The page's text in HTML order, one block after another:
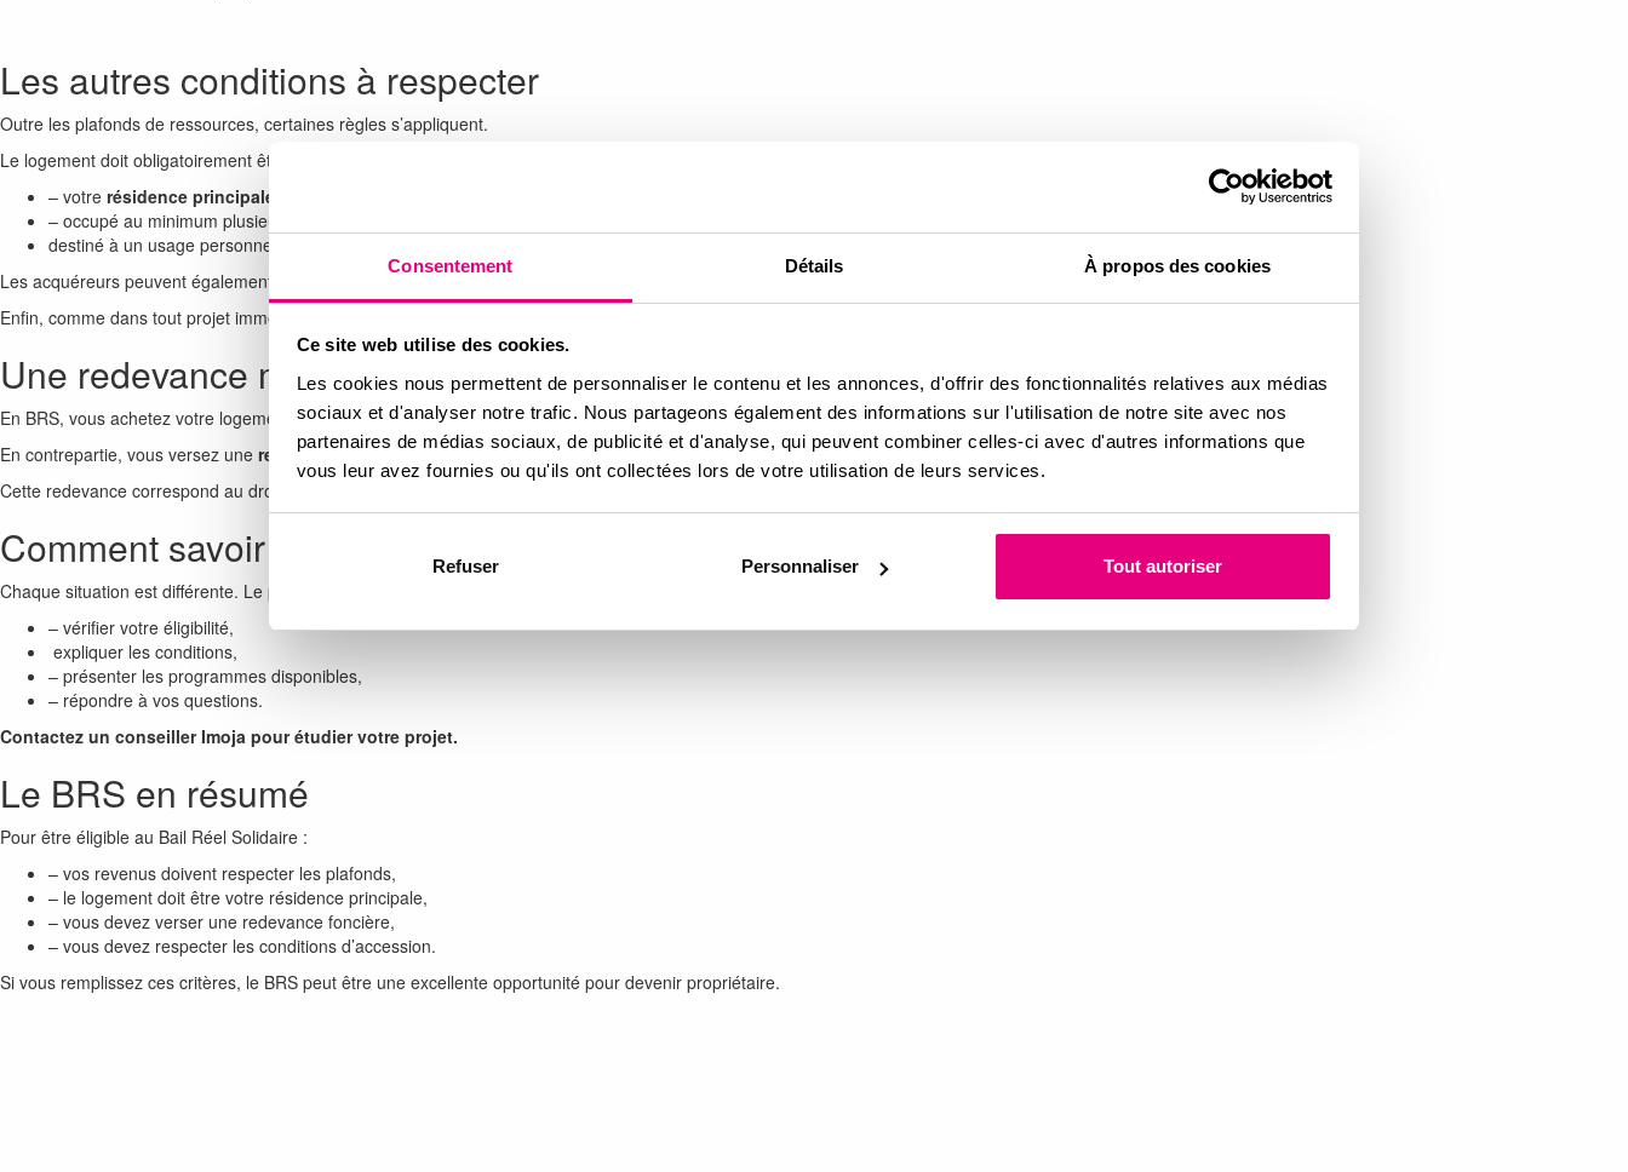
Consentement Détails À propos des cookies
Ce site web utilise des cookies.
Les cookies nous permettent de personnaliser le contenu et les annonces, d'offrir des fonctionnalités relatives aux médias
sociaux et d'analyser notre trafic. Nous partageons également des informations sur l'utilisation de notre site avec nos
partenaires de médias sociaux, de publicité et d'analyse, qui peuvent combiner celles-ci avec d'autres informations que
vous leur avez fournies ou qu'ils ont collectées lors de votre utilisation de leurs services.
Refuser Personnaliser Tout autoriser
Les autres conditions à respecter
Outre les plafonds de ressources, certaines règles s’appliquent.
Le logement doit obligatoirement être :
– votre résidence principale
– occupé au minimum plusieurs mois par an,
destiné à un usage personnel (pas d’investissement locatif).
Les acquéreurs peuvent également bénéficier du
Enfin, comme dans tout projet immobilier, une capacité d’emprunt suffisante est nécessaire.
Une redevance mensuelle à prévoir
En BRS, vous achetez votre logement mais pas le terrain. Celui-ci reste la propriété de l’Organisme de Foncier Solidaire.
En contrepartie, vous versez une redevance mensuelle modérée, généralement de quelques euros par m².
Cette redevance correspond au droit d’usage du terrain et permet de maintenir des prix accessibles dans le temps.
Comment savoir si vous êtes éligible ?
Chaque situation est différente. Le plus simple reste de faire étudier votre dossier. Les équipes
peuvent vous accompagner pour :
– vérifier votre éligibilité,
expliquer les conditions,
– présenter les programmes disponibles,
– répondre à vos questions.
Contactez un conseiller Imoja pour étudier votre projet.
Le BRS en résumé
Pour être éligible au Bail Réel Solidaire :
– vos revenus doivent respecter les plafonds,
– le logement doit être votre résidence principale,
– vous devez verser une redevance foncière,
– vous devez respecter les conditions d’accession.
Si vous remplissez ces critères, le BRS peut être une excellente opportunité pour devenir propriétaire.